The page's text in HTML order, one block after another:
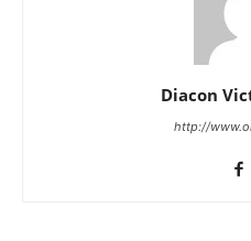
Diacon
http://